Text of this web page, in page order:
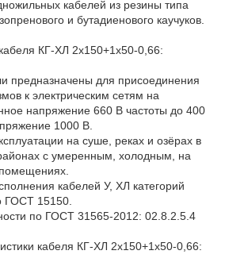
кабелей из резины типа
и бутадиенового каучуков.
КГ-ХЛ 2х150+1х50-0,66:
предназначены для присоединения
к электрическим сетям на
напряжение 660 В частоты до 400
1000 В.
на суше, реках и озёрах в
с умеренным, холодным, на
кабелей У, ХЛ категорий
ГОСТ 15150.
по ГОСТ 31565-2012: 02.8.2.5.4
кабеля КГ-ХЛ 2х150+1х50-0,66: